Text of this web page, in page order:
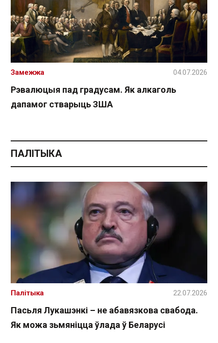
Рэвалюцыя пад градусам. Як алкаголь
дапамог стварыць ЗША
Замежжа 04.07.2026
ПАЛІТЫКА
Пасьля Лукашэнкі – не абавязкова свабода.
Як можа зьмяніцца ўлада ў Беларусі
Палітыка 22.07.2026